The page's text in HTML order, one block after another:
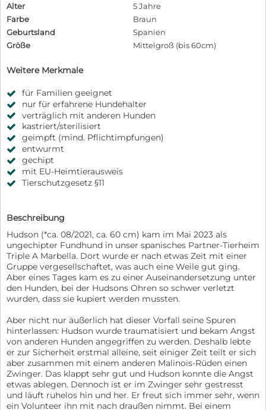
Alter
5 Jahre
Farbe
Braun
Geburtsland
Spanien
Größe
Mittelgroß (bis 60cm)
Weitere Merkmale
für Familien geeignet
nur für erfahrene Hundehalter
verträglich mit anderen Hunden
kastriert/sterilisiert
geimpft (mind. Pflichtimpfungen)
entwurmt
gechipt
mit EU-Heimtierausweis
Tierschutzgesetz §11
Beschreibung
Hudson (*ca. 08/2021, ca. 60 cm) kam im Mai 2023 als
ungechipter Fundhund in unser spanisches Partner-Tierheim
Triple A Marbella. Dort wurde er nach etwas Zeit mit einer
Gruppe vergesellschaftet, was auch eine Weile gut ging.
Aber eines Tages kam es zu einer Auseinandersetzung unter
den Hunden, bei der Hudsons Ohren so schwer verletzt
wurden, dass sie kupiert werden mussten.
Aber nicht nur äußerlich hat dieser Vorfall seine Spuren
hinterlassen: Hudson wurde traumatisiert und bekam Angst
von anderen Hunden angegriffen zu werden. Deshalb lebte
er zur Sicherheit erstmal alleine, seit einiger Zeit teilt er sich
aber zusammen mit einem anderen Malinois-Rüden einen
Zwinger. Das klappt sehr gut und Hudson konnte die Angst
etwas ablegen. Dennoch ist er im Zwinger sehr gestresst
und läuft ruhelos hin und her. Er freut sich immer sehr, wenn
ein Volunteer ihn mit nach draußen nimmt. Bei einem